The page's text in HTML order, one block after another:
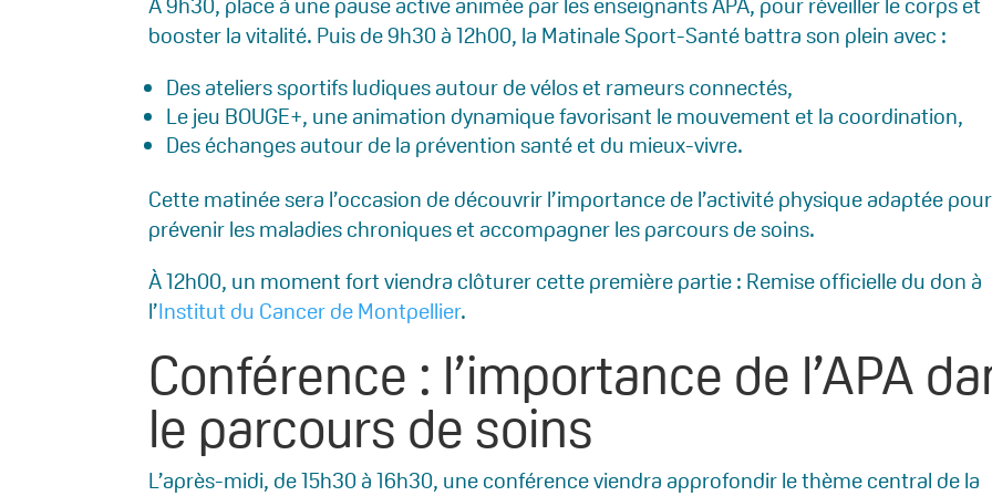
À 9h30, place à une pause active animée par les enseignants APA, pour réveiller le corps et
booster la vitalité. Puis de 9h30 à 12h00, la Matinale Sport-Santé battra son plein avec :
Des ateliers sportifs ludiques autour de vélos et rameurs connectés,
Le jeu BOUGE+, une animation dynamique favorisant le mouvement et la coordination,
Des échanges autour de la prévention santé et du mieux-vivre.
Cette matinée sera l’occasion de découvrir l’importance de l’activité physique adaptée pour
prévenir les maladies chroniques et accompagner les parcours de soins.
À 12h00, un moment fort viendra clôturer cette première partie : Remise officielle du don à
l’Institut du Cancer de Montpellier.
Conférence : l’importance de l’APA
le parcours de soins
L’après-midi, de 15h30 à 16h30, une conférence viendra approfondir le thème central de la